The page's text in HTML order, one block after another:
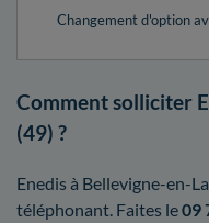
Changement d'option
Comment solliciter
(49) ?
Enedis à Bellevigne-en-
téléphonant. Faites le09